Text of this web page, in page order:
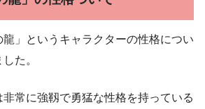
」というキャラクターの性格につい
た。
非常に強靱で勇猛な性格を持っている